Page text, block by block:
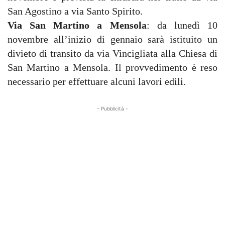
San Agostino a via Santo Spirito.
Via San Martino a Mensola: da lunedì 10
novembre all’inizio di gennaio sarà istituito un
divieto di transito da via Vincigliata alla Chiesa di
San Martino a Mensola. Il provvedimento è reso
necessario per effettuare alcuni lavori edili.
- Pubblicità -